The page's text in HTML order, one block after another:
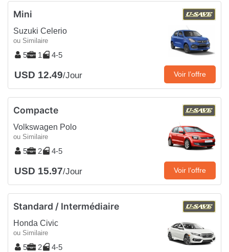
Mini
Suzuki Celerio
ou Similaire
5 1 4-5
USD 12.49/Jour Voir l’offre
Compacte
Volkswagen Polo
ou Similaire
5 2 4-5
USD 15.97/Jour Voir l’offre
Standard / Intermédiaire
Honda Civic
ou Similaire
5 2 4-5